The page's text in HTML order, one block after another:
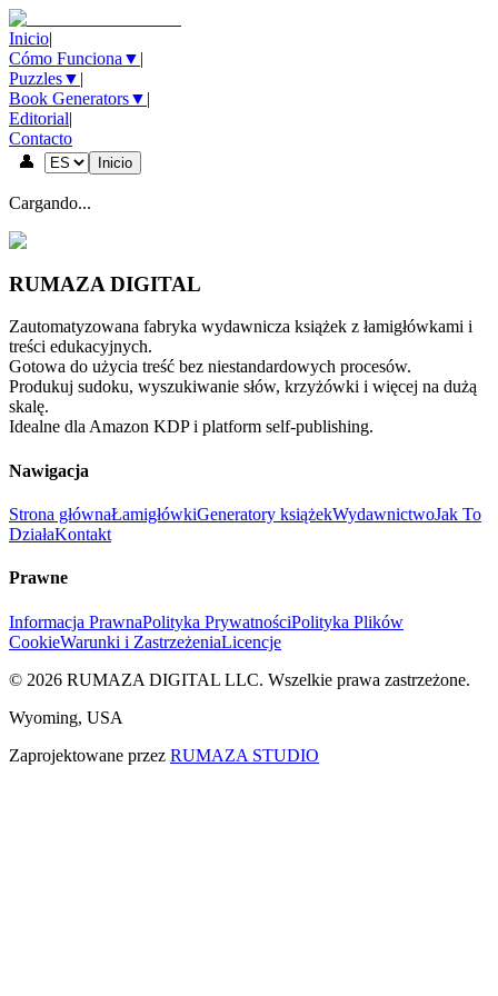
Inicio|
Cómo Funciona ▼ |
Puzzles▼ |
Book Generators▼ |
Editorial|
Contacto
👤
Inicio
Cargando...
RUMAZA DIGITAL
Zautomatyzowana fabryka wydawnicza książek z łamigłówkami i
treści edukacyjnych.
Gotowa do użycia treść bez niestandardowych procesów.
Produkuj sudoku, wyszukiwanie słów, krzyżówki i więcej na dużą
skalę.
Idealne dla Amazon KDP i platform self-publishing.
Nawigacja
Strona głównaŁamigłówkiGeneratory książekWydawnictwoJak To
DziałaKontakt
Prawne
Informacja PrawnaPolityka PrywatnościPolityka Plików
CookieWarunki i ZastrzeżeniaLicencje
© 2026 RUMAZA DIGITAL LLC. Wszelkie prawa zastrzeżone.
Wyoming, USA
Zaprojektowane przez RUMAZA STUDIO